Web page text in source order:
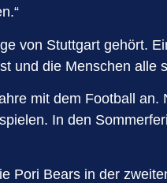
von Stuttgart gehört.
und die Menschen alle
mit dem Football
In den
Pori Bears in der